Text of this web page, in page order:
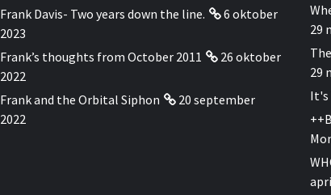
Frank Davis- Two years down the line.
6 oktober
2023
Frank’s thoughts from October 2011
26 oktober
2022
Frank and the Orbital Siphon
20 september
2022
29
29
It's